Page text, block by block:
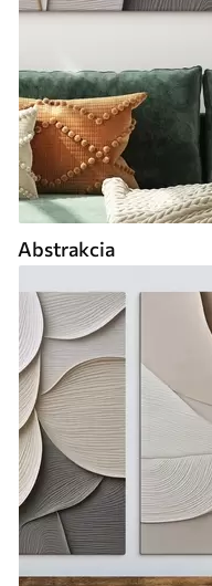
Abstrakcia